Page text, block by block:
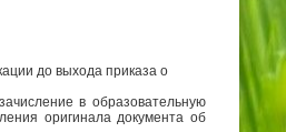
до выхода приказа о
в образовательную
оригинала документа об